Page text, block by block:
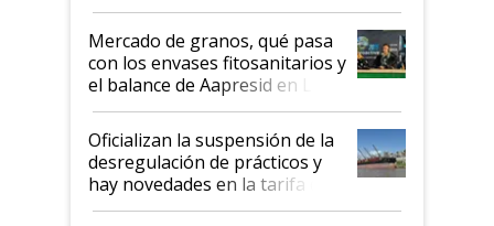
Mercado de granos, qué pasa
con los envases fitosanitarios y
el balance de Aapresid en La
Posta
Oficializan la suspensión de la
desregulación de prácticos y
hay novedades en la tarifa de
la hidrovía